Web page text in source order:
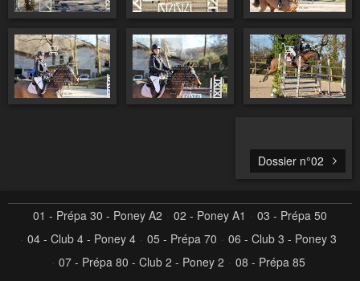
Ajouter au panier Ajouter au panier Ajouter au
Dossier n°02
01 - Prépa 30 - Poney A2 02 - Poney A1
03 - Prépa 50
04 - Club 4 - Poney 4
05 - Prépa 70
06 - Club 3 - Poney 3
07 - Prépa 80 - Club 2 - Poney 2
08 - Prépa 85